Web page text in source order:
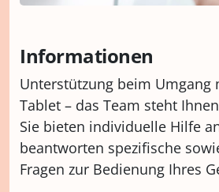
Informationen
Unterstützung beim Umgang
Tablet – das Team steht
Sie bieten individuelle Hilfe
beantworten spezifische
Fragen zur Bedienung Ihres